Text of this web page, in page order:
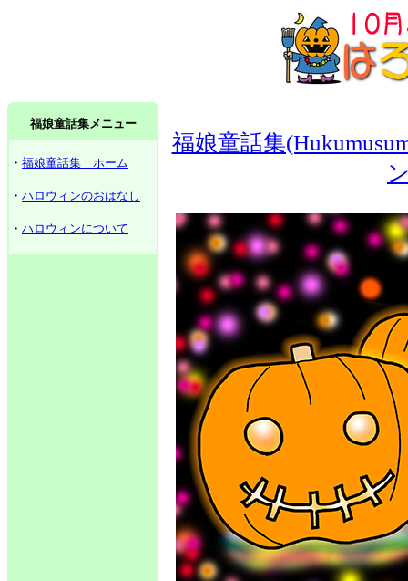
福娘童話集メニュー
・ 福娘童話集 ホーム
・ ハロウィンのおはなし
・ ハロウィンについて
福娘童話集